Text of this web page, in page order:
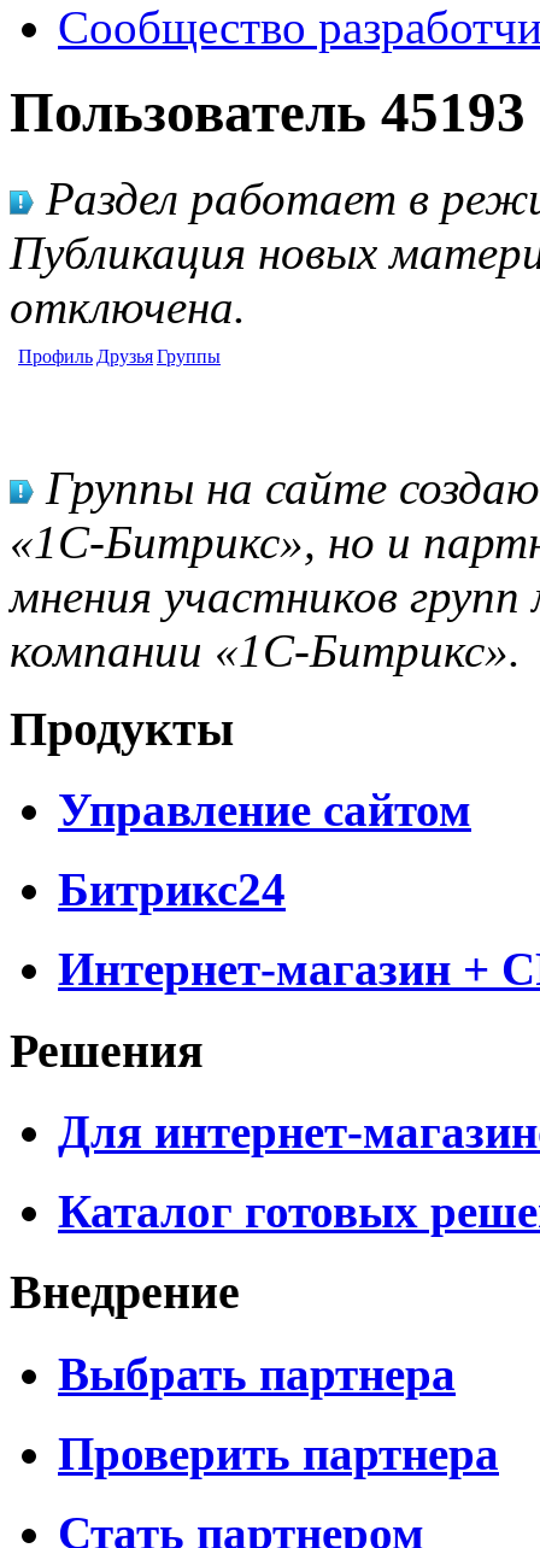
Сообщество
Пользователь 45193
Раздел работает в
Публикация новых
отключена.
Профиль ДрузьяГруппы
Группы на сайте
«1С-Битрикс», но и
мнения участников
компании «1С-Битрикс».
Продукты
Управление сайтом
Битрикс24
Интернет-магазин +
Решения
Для интернет-
Каталог готовых
Внедрение
Выбрать партнера
Проверить партнера
Стать партнером